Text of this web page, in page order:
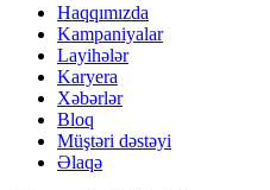
Haqqımızda
Kampaniyalar
Layihələr
Karyera
Xəbərlər
Bloq
Müştəri dəstəyi
Əlaqə